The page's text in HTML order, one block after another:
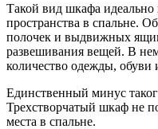
Такой вид шкафа идеально
пространства в спальне.
полочек и выдвижных
развешивания вещей. В
количество одежды, обуви
Единственный минус
Трехстворчатый шкаф не
места в спальне.